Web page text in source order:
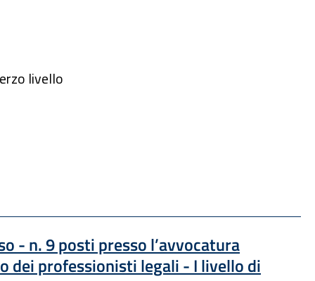
livello
- n. 9 posti presso l’avvocatura
dei professionisti legali - I livello di